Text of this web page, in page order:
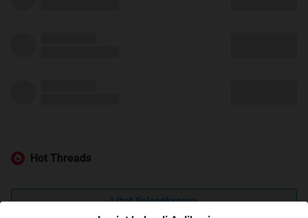
Hot Threads
Lihat Selengkapnya